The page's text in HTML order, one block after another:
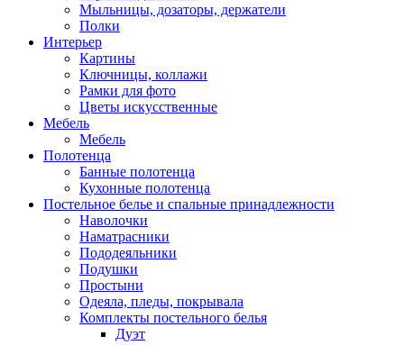
Мыльницы, дозаторы, держатели
Полки
Интерьер
Картины
Ключницы, коллажи
Рамки для фото
Цветы искусственные
Мебель
Мебель
Полотенца
Банные полотенца
Кухонные полотенца
Постельное белье и спальные принадлежности
Наволочки
Наматрасники
Пододеяльники
Подушки
Простыни
Одеяла, пледы, покрывала
Комплекты постельного белья
Дуэт